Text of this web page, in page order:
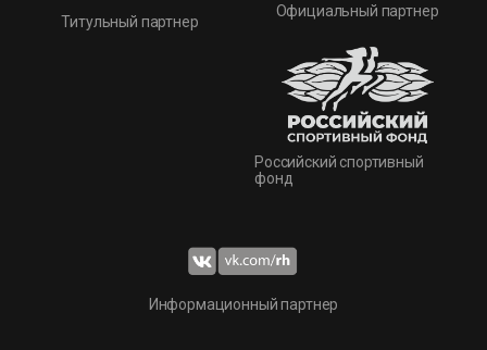
Титульный партнер
Официальный партнер
Российский спортивный
фонд
Информационный партнер